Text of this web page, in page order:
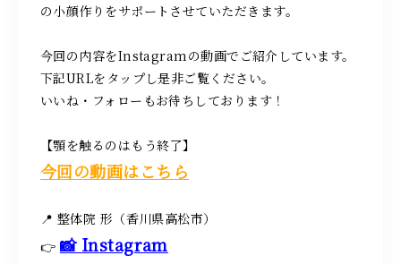
の小顔作りをサポートさせていただきます。
今回の内容をInstagramの動画でご紹介しています。
下記URLをタップし是非ご覧ください。
いいね・フォローもお待ちしております！
【顎を触るのはもう終了】
今回の動画はこちら
📍 整体院 形（香川県高松市）
👉 📸 Instagram